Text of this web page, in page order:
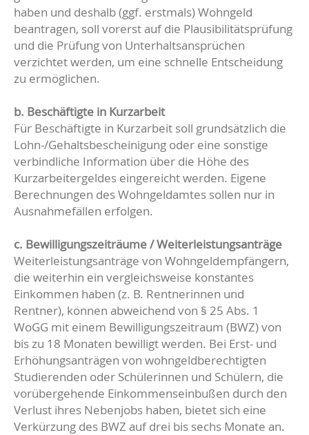
haben und deshalb (ggf. erstmals) Wohngeld
beantragen, soll vorerst auf die Plausibilitätsprüfung
und die Prüfung von Unterhaltsansprüchen
verzichtet werden, um eine schnelle Entscheidung
zu ermöglichen.
b. Beschäftigte in Kurzarbeit
Für Beschäftigte in Kurzarbeit soll grundsätzlich die
Lohn-/Gehaltsbescheinigung oder eine sonstige
verbindliche Information über die Höhe des
Kurzarbeitergeldes eingereicht werden. Eigene
Berechnungen des Wohngeldamtes sollen nur in
Ausnahmefällen erfolgen.
c. Bewilligungszeiträume / Weiterleistungsanträge
Weiterleistungsanträge von Wohngeldempfängern,
die weiterhin ein vergleichsweise konstantes
Einkommen haben (z. B. Rentnerinnen und
Rentner), können abweichend von § 25 Abs. 1
WoGG mit einem Bewilligungszeitraum (BWZ) von
bis zu 18 Monaten bewilligt werden. Bei Erst- und
Erhöhungsanträgen von wohngeldberechtigten
Studierenden oder Schülerinnen und Schülern, die
vorübergehende Einkommenseinbußen durch den
Verlust ihres Nebenjobs haben, bietet sich eine
Verkürzung des BWZ auf drei bis sechs Monate an.